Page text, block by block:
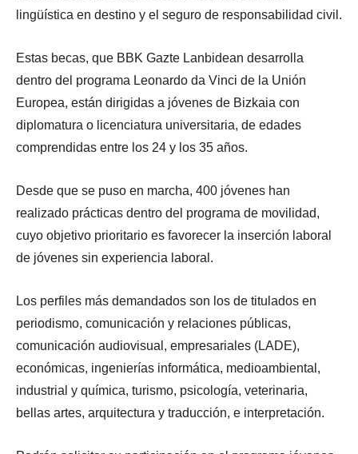
lingüística en destino y el seguro de responsabilidad civil.
Estas becas, que BBK Gazte Lanbidean desarrolla
dentro del programa Leonardo da Vinci de la Unión
Europea, están dirigidas a jóvenes de Bizkaia con
diplomatura o licenciatura universitaria, de edades
comprendidas entre los 24 y los 35 años.
Desde que se puso en marcha, 400 jóvenes han
realizado prácticas dentro del programa de movilidad,
cuyo objetivo prioritario es favorecer la inserción laboral
de jóvenes sin experiencia laboral.
Los perfiles más demandados son los de titulados en
periodismo, comunicación y relaciones públicas,
comunicación audiovisual, empresariales (LADE),
económicas, ingenierías informática, medioambiental,
industrial y química, turismo, psicología, veterinaria,
bellas artes, arquitectura y traducción, e interpretación.